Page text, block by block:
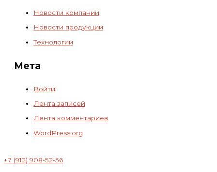
Новости компании
Новости продукции
Технологии
Мета
Войти
Лента записей
Лента комментариев
WordPress.org
+7 (912) 908-52-56